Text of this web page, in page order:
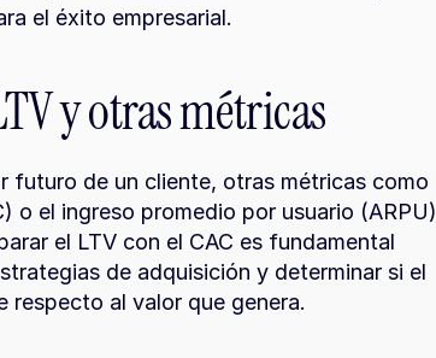
el éxito empresarial.
y otras métricas
futuro de un cliente, otras métricas como
o el ingreso promedio por usuario (ARPU)
el LTV con el CAC es fundamental
de adquisición y determinar si el
al valor que genera.